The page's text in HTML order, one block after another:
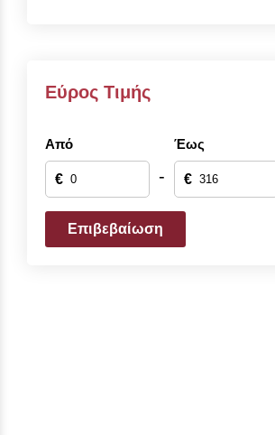
Εύρος Τιμής
Από
€ -
Έως
€
Επιβεβαίωση